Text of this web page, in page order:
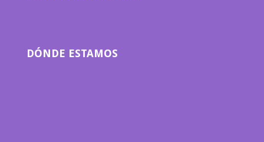
DÓNDE ESTAMOS